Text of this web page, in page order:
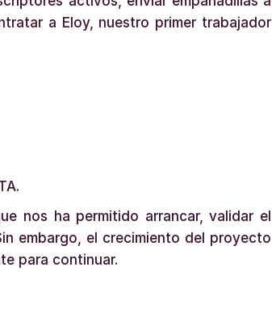
a Eloy, nuestro primer trabajador
nos ha permitido arrancar, validar el
embargo, el crecimiento del proyecto
para continuar.